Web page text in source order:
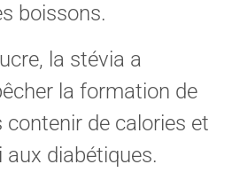
boissons.
la stévia a
la formation de
contenir de calories et
aux diabétiques.